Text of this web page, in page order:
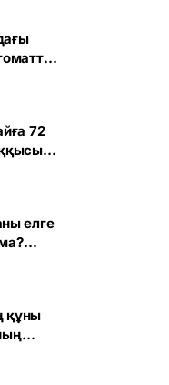
72
адам
елге
құны
7